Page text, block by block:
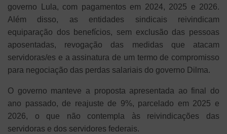
governo Lula, com pagamentos em 2024, 2025 e 2026.
Além disso, as entidades sindicais reivindicam
equiparação dos benefícios, sem exclusão das pessoas
aposentadas, revogação das medidas que atacam
servidoras/es e a assinatura de um termo de compromisso
para negociação das perdas salariais do governo Dilma.
O governo manteve a proposta apresentada ao final do
ano passado, de reajuste de 9%, parcelado em 2025 e
2026, o que não contempla às reivindicações das
servidoras e dos servidores federais.